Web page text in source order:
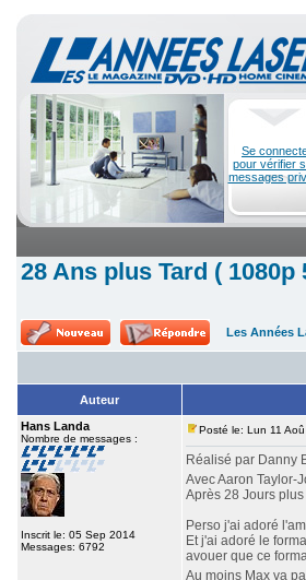
Se
pour vérifier
messages
28 Ans plus Tard ( 1080p
Les Années
Auteur
Hans Landa
Nombre de messages :
Inscrit le: 05 Sep 2014
Messages: 6792
Posté le: Lun 11
Réalisé par Danny
Avec Aaron Taylor-
Après 28 Jours
Perso j'ai adoré
Et j'ai adoré le
avouer que ce
Au moins Max va